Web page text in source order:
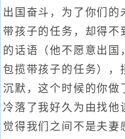
出国奋斗，为了你们的
带孩子的任务，却得不
的话语（他不愿意出国
包揽带孩子的任务），
沉默，这个时候的你
冷落了我好久为由找他
觉得我们之间不是夫妻